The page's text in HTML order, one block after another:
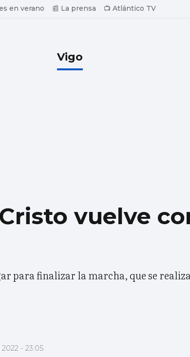
en verano 📰 La prensa 📺 Atlántico TV
Vigo
vuelve
para finalizar la marcha, que se
- 23:05